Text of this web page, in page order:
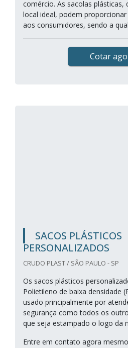
comércio. As sacolas plásticas,
local ideal, podem
aos consumidores, sendo a
Cotar
SACOS PLÁSTICOS
PERSONALIZADOS
CRUDO PLAST / SÃO PAULO - SP
Os sacos plásticos
Polietileno de baixa densidade
usado principalmente por
segurança como todos os
que seja estampado o logo da
Entre em contato agora